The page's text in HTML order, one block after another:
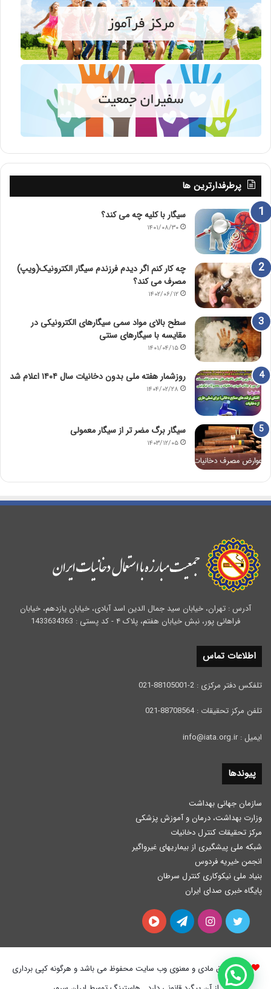
پرطرفدارترین ها
سیگار با کلیه چه می کند؟
۱۴۰۱/۰۸/۳۰
چه کار کنم اگر دیدم فرزندم سیگار الکترونیک(ویپ)
مصرف می کند؟
۱۴۰۲/۰۶/۱۲
سطح بالای مواد سمی سیگارهای الکترونیکی در
مقایسه با سیگارهای سنتی
۱۴۰۱/۰۴/۱۵
روزشمار هفته ملی بدون دخانیات سال ۱۴۰۴ اعلام شد
۱۴۰۴/۰۲/۲۸
سیگار برگ مضر تر از سیگار معمولی
۱۴۰۳/۱۲/۰۵
آدرس : تهران، خیابان سید جمال الدین اسد آبادی، خیابان یازدهم، خیابان
فراهانی پور، نبش خیابان هفتم، پلاک ۴ - کد پستی : 1433634363
اطلاعات تماس
تلفکس دفتر مرکزی : 2-88105001-021
تلفن مرکز تحقیقات : 88708564-021
ایمیل : info@iata.org.ir
پیوندها
سازمان جهانی بهداشت
وزارت بهداشت، درمان و آموزش پزشكی
مرکز تحقیقات کنترل دخانیات
شبکه ملی پیشگیری از بیماریهای غیرواگیر
انجمن خیریه فردوس
بنیاد ملی نیکوکاری کنترل سرطان
پایگاه خبری صدای ایران
توییتر اینستاگرامتلگرام آپارات
کلیه حقوق مادی و معنوی وب سایت محفوظ می باشد و هرگونه کپی برداری